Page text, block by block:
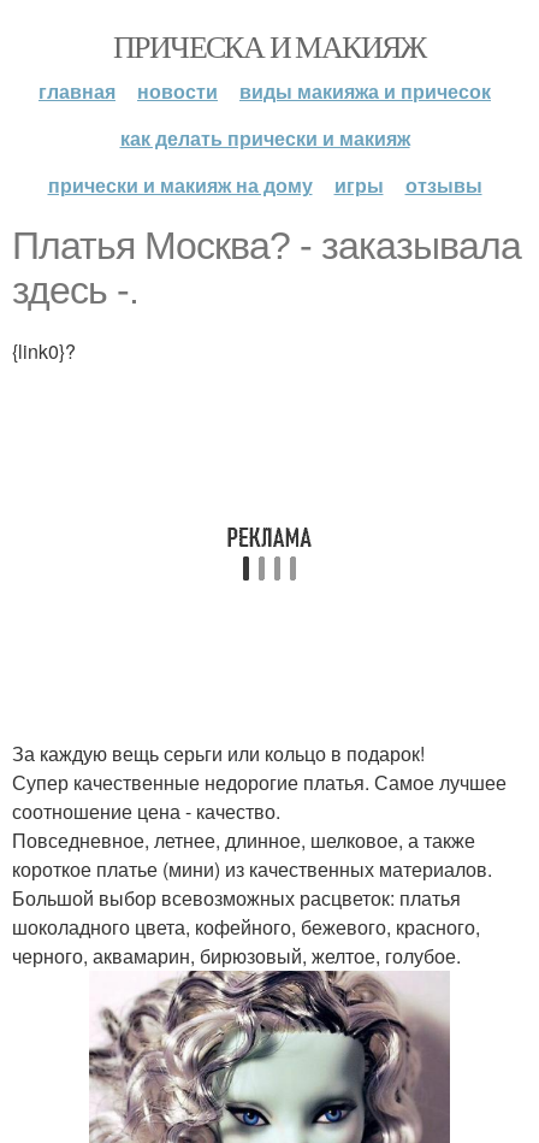
ПРИЧЕСКА И МАКИЯЖ
главная новости
виды макияжа и причесок
как делать прически и макияж
прически и макияж на дому
игры отзывы
Платья Москва? - заказывала
здесь -.
{link0}?
За каждую вещь серьги или кольцо в подарок!
Супер качественные недорогие платья. Самое лучшее
соотношение цена - качество.
Повседневное, летнее, длинное, шелковое, а также
короткое платье (мини) из качественных материалов.
Большой выбор всевозможных расцветок: платья
шоколадного цвета, кофейного, бежевого, красного,
черного, аквамарин, бирюзовый, желтое, голубое.